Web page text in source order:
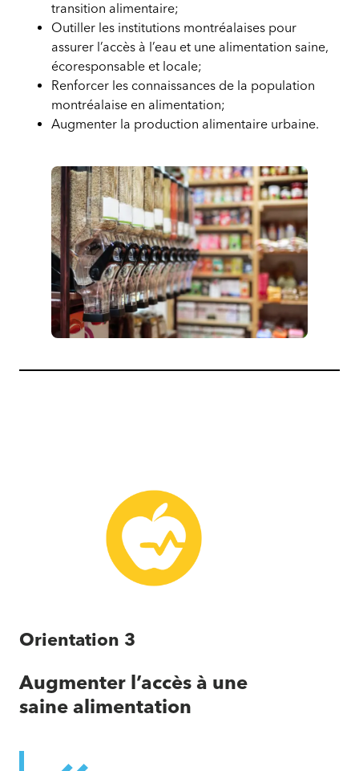
transition alimentaire;
Outiller les institutions montréalaises pour
assurer l’accès à l’eau et une alimentation saine,
écoresponsable et locale;
Renforcer les connaissances de la population
montréalaise en alimentation;
Augmenter la production alimentaire urbaine.
d’action
Orientation 3
Augmenter l’accès à une
saine alimentation